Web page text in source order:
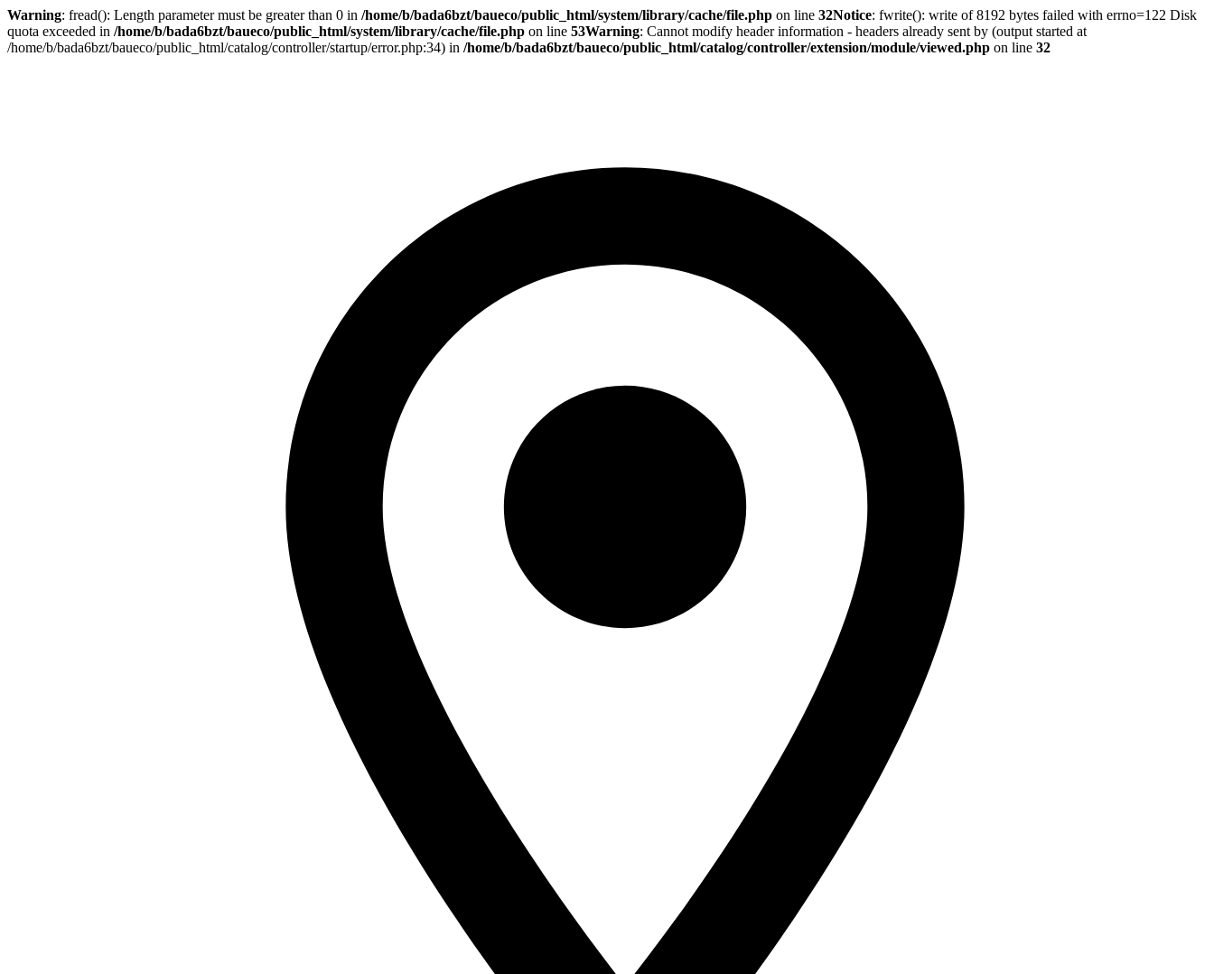
Warning: fread(): Length parameter must be greater than 0 in /home/b/bada6bzt/baueco/public_html/system/library/cache/file.php on line 32Notice: fwrite(): write of 8192 bytes failed with errno=122 Disk
quota exceeded in /home/b/bada6bzt/baueco/public_html/system/library/cache/file.php on line 53Warning: Cannot modify header information - headers already sent by (output started at
/home/b/bada6bzt/baueco/public_html/catalog/controller/startup/error.php:34) in /home/b/bada6bzt/baueco/public_html/catalog/controller/extension/module/viewed.php on line 32